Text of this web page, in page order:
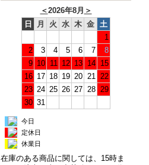
＜2026年8月 ＞
日
月 火 水 木 金 土
1
2
3 4 5 6 7
8
9 10 11 12 13 14 15
16 17 18 19 20 21 22
23 24 25 26 27 28 29
30 31
今日
定休日
休業日
在庫のある商品に関しては、15時ま